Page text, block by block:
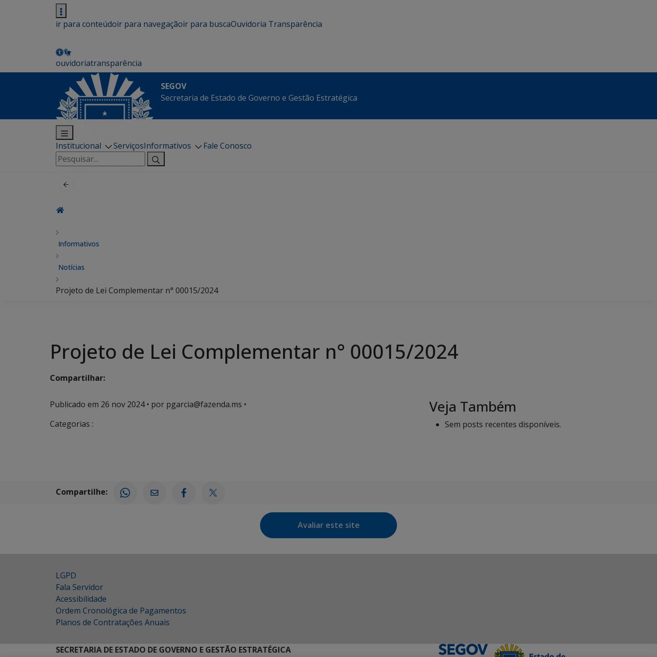
ir para conteúdoir para navegaçãoir para buscaOuvidoria Transparência
ouvidoriatransparência
SEGOV
Secretaria de Estado de Governo e Gestão Estratégica
Institucional ServiçosInformativos
Fale Conosco
Pesquisar
por:
Informativos
Notícias
Projeto de Lei Complementar n° 00015/2024
Projeto de Lei Complementar n° 00015/2024
Compartilhar:
Publicado em 26 nov 2024• por pgarcia@fazenda.ms •
Categorias :
Veja Também
Sem posts recentes disponíveis.
Compartilhe:
Avaliar este site
LGPD
Fala Servidor
Acessibilidade
Ordem Cronológica de Pagamentos
Planos de Contratações Anuais
SECRETARIA DE ESTADO DE GOVERNO E GESTÃO ESTRATÉGICA